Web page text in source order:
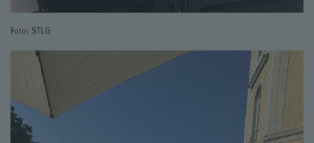
Foto: STLG